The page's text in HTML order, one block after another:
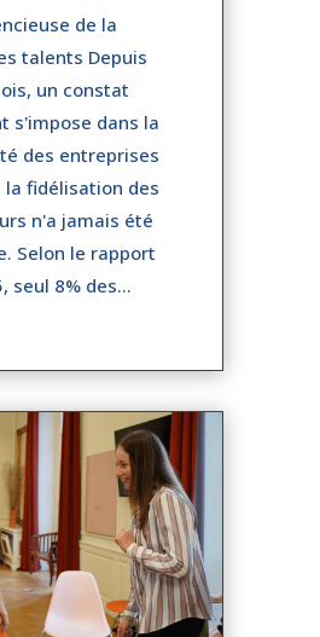
de la
talents Depuis
un constat
s'impose dans la
des entreprises
la fidélisation des
n'a jamais été
Selon le rapport
seul 8% des...